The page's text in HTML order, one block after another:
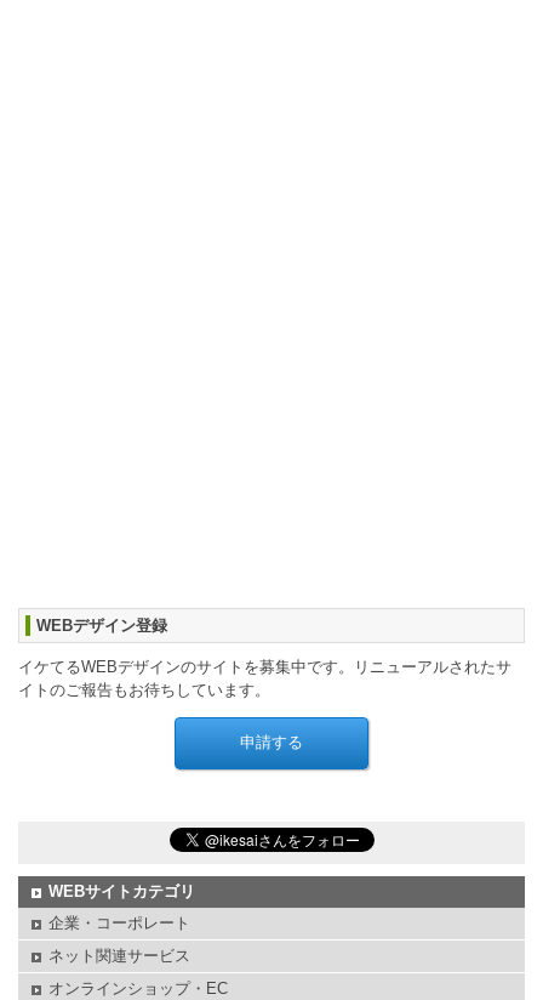
WEBデザイン登録
イケてるWEBデザインのサイトを募集中です。リニューアルされたサ
イトのご報告もお待ちしています。
WEBサイトカテゴリ
企業・コーポレート
ネット関連サービス
オンラインショップ・EC